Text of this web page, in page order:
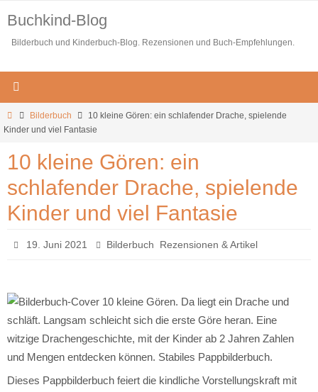
Inhalt
springen
Buchkind-Blog
Bilderbuch und Kinderbuch-Blog. Rezensionen und Buch-Empfehlungen.
StartBilderbuch
10 kleine Gören: ein schlafender Drache, spielende
Kinder und viel Fantasie
10 kleine Gören: ein
schlafender Drache, spielende
Kinder und viel Fantasie
19. Juni 2021 Bilderbuch Rezensionen & Artikel
Dieses Pappbilderbuch feiert die kindliche Vorstellungskraft mit